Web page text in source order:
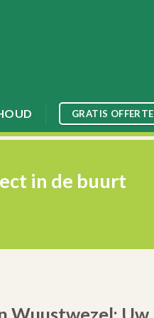
GRATIS OFFERTE
in de buurt
Wuustwezel: Uw